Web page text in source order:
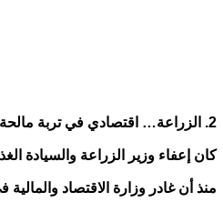
2. الزراعة… اقتصادي في تربة مالحة
كان إعفاء وزير الزراعة والسيادة
منذ أن غادر وزارة الاقتصاد والمالية